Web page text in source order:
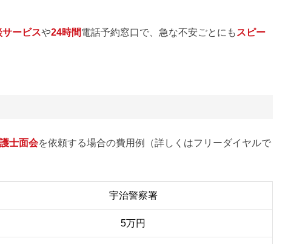
ービスや24時間電話予約窓口で、急な不安ごとにも スピー
士面会を依頼する場合の費用例（詳しくはフリーダイヤルで
宇治警察署
5万円